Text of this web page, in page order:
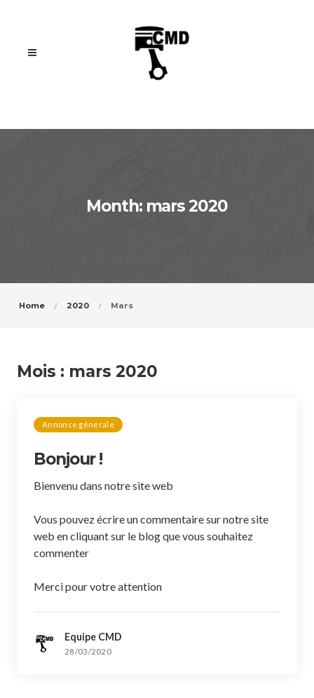
Month: mars 2020
Home 2020 Mars
Mois : mars 2020
Annonce générale
Bonjour !
Bienvenu dans notre site web
Vous pouvez écrire un commentaire sur notre site
web en cliquant sur le blog que vous souhaitez
commenter
Merci pour votre attention
Equipe CMD
28/03/2020